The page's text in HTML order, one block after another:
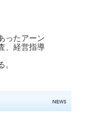
ったアーン
、経営指導
。